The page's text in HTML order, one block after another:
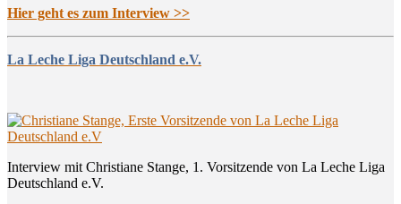
Hier geht es zum Interview >>
La Leche Liga Deutschland e.V.
Interview mit Christiane Stange, 1. Vorsitzende von La Leche Liga
Deutschland e.V.